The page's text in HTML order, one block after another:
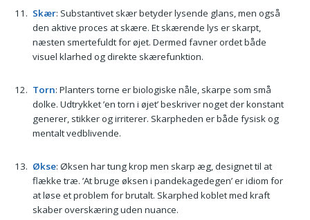
Skær: Substantivet skær betyder lysende glans, men også
den aktive proces at skære. Et skærende lys er skarpt,
næsten smertefuldt for øjet. Dermed favner ordet både
visuel klarhed og direkte skærefunktion.
Torn: Planters torne er biologiske nåle, skarpe som små
dolke. Udtrykket ’en torn i øjet’ beskriver noget der konstant
generer, stikker og irriterer. Skarpheden er både fysisk og
mentalt vedblivende.
Økse: Øksen har tung krop men skarp æg, designet til at
flække træ. ’At bruge øksen i pandekagedegen’ er idiom for
at løse et problem for brutalt. Skarphed koblet med kraft
skaber overskæring uden nuance.